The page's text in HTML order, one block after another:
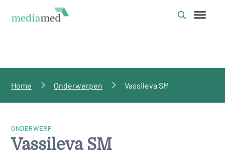
Home Onderwerpen Vassileva SM
ONDERWERP
Vassileva SM